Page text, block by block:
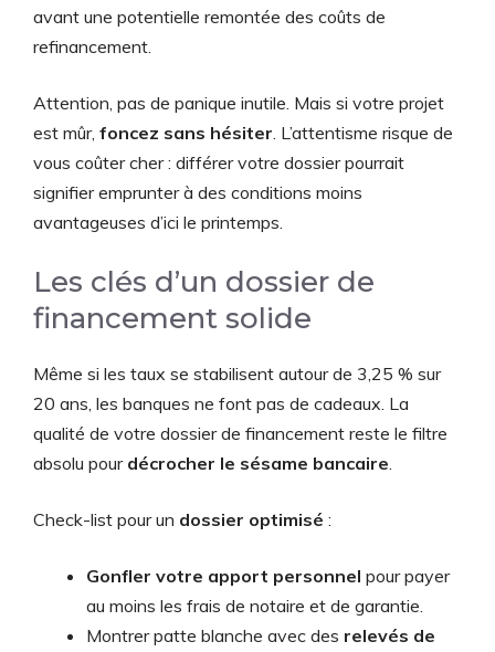
avant une potentielle remontée des coûts de
refinancement.
Attention, pas de panique inutile. Mais si votre projet
est mûr, foncez sans hésiter . L’attentisme risque de
vous coûter cher : différer votre dossier pourrait
signifier emprunter à des conditions moins
avantageuses d’ici le printemps.
Les clés d’un dossier de
financement solide
Même si les taux se stabilisent autour de 3,25 % sur
20 ans, les banques ne font pas de cadeaux. La
qualité de votre dossier de financement reste le filtre
absolu pour décrocher le sésame bancaire
Check-list pour un dossier optimisé :
Gonfler votre apport personnel pour payer
au moins les frais de notaire et de garantie.
Montrer patte blanche avec des relevés de